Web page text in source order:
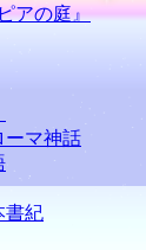
アの庭』
ーマ神話
書紀